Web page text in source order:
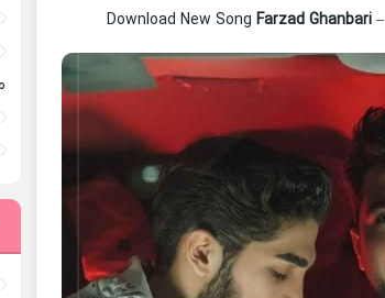
Download New Song Farzad Ghanbari–